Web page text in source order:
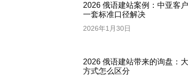
2026 俄语建站案例：中亚客
一套标准口径解决
2026年1月30日
2026 俄语建站带来的询盘：
方式怎么区分